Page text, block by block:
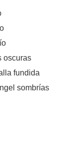
oscuras
fundida
sombrías